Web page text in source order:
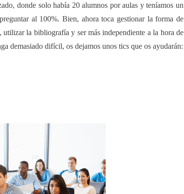
donde solo había 20 alumnos por aulas y teníamos un
al 100%. Bien, ahora toca gestionar la forma de
utilizar la bibliografía y ser más independiente a la hora de
demasiado difícil, os dejamos unos tics que os ayudarán: